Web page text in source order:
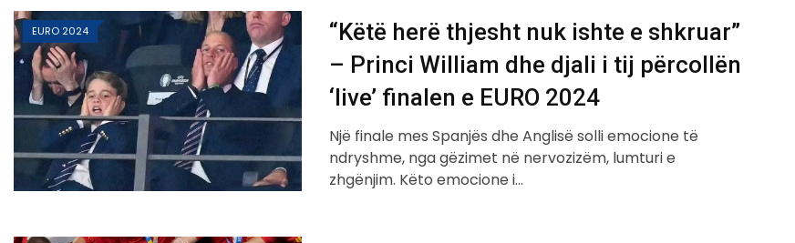
EURO 2024
“Këtë herë thjesht nuk ishte e shkruar”
– Princi William dhe djali i tij përcollën
‘live’ finalen e EURO 2024
Një finale mes Spanjës dhe Anglisë solli emocione të
ndryshme, nga gëzimet në nervozizëm, lumturi e
zhgënjim. Këto emocione i…